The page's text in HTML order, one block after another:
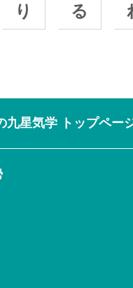
り る
九星気学 トップペー